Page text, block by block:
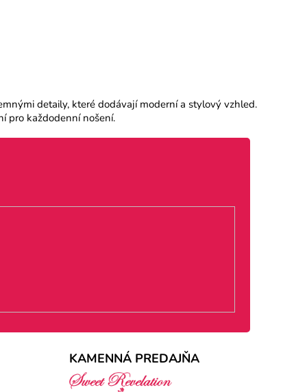
detaily, které dodávají moderní a stylový vzhled.
pro každodenní nošení.
KAMENNÁ PREDAJŇA